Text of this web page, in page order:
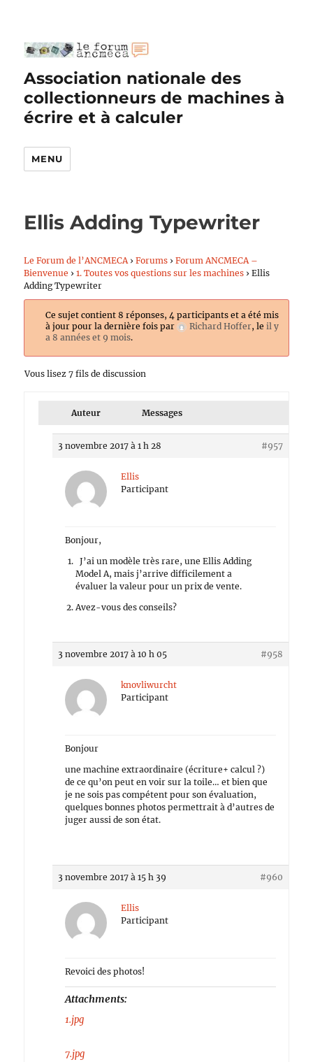
Association nationale des
collectionneurs de machines à
écrire et à calculer
MENU
Ellis Adding Typewriter
Le Forum de l’ANCMECA › Forums › Forum ANCMECA –
Bienvenue › 1. Toutes vos questions sur les machines › Ellis
Adding Typewriter
Ce sujet contient 8 réponses, 4 participants et a été mis
à jour pour la dernière fois par
Richard Hoffer, le il y
a 8 années et 9 mois.
Vous lisez 7 fils de discussion
Auteur Messages
3 novembre 2017 à 1 h 28 #957
Ellis
Participant
Bonjour,
J’ai un modèle très rare, une Ellis Adding
Model A, mais j’arrive difficilement a
évaluer la valeur pour un prix de vente.
Avez-vous des conseils?
3 novembre 2017 à 10 h 05 #958
knovliwurcht
Participant
Bonjour
une machine extraordinaire (écriture+ calcul ?)
de ce qu’on peut en voir sur la toile… et bien que
je ne sois pas compétent pour son évaluation,
quelques bonnes photos permettrait à d’autres de
juger aussi de son état.
3 novembre 2017 à 15 h 39 #960
Ellis
Participant
Revoici des photos!
Attachments:
1.jpg
7.jpg